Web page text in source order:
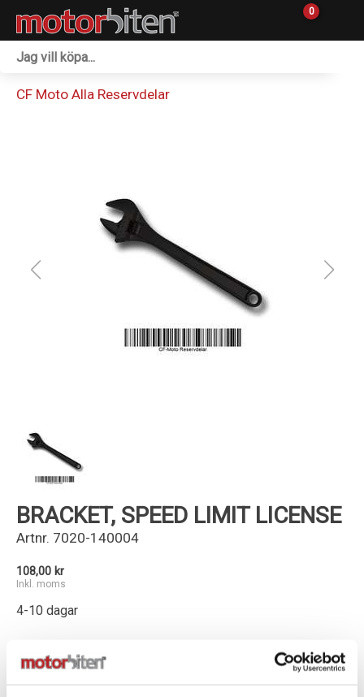
0
Reservdelar
Sprängskisser
CF Moto Alla Reservdelar
BRACKET, SPEED LIMIT LICENSE
Artnr. 7020-140004
108,00 kr
Inkl. moms
4-10 dagar
- +